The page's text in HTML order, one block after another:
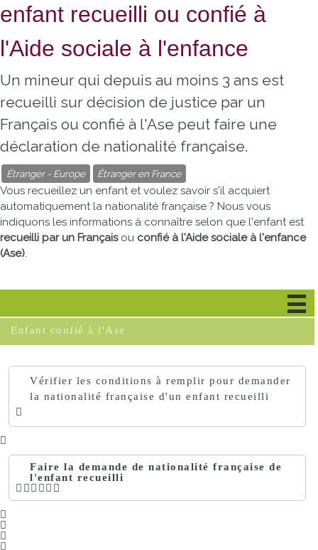
enfant recueilli ou confié à
l'Aide sociale à l'enfance
Un mineur qui depuis au moins 3 ans est
recueilli sur décision de justice par un
Français ou confié à l'Ase peut faire une
déclaration de nationalité française.
Étranger - Europe Étranger en France
Vous recueillez un enfant et voulez savoir s'il acquiert
automatiquement la nationalité française ? Nous vous
indiquons les informations à connaître selon que l'enfant est
recueilli par un Françaisou confié à l'Aide sociale à l'enfance
(Ase).
Enfant confié à l'Ase
Vérifier les conditions à remplir pour demander
la nationalité française d'un enfant recueilli
Faire la demande de nationalité française de
l'enfant recueilli